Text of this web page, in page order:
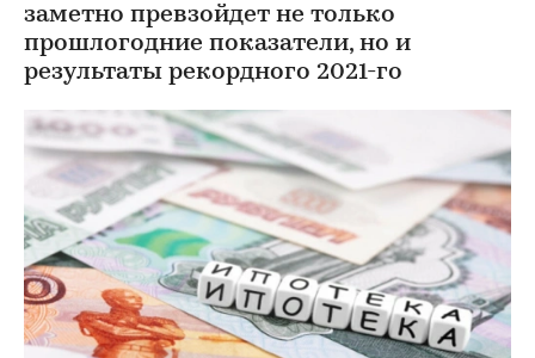
заметно превзойдет не только
прошлогодние показатели, но и
результаты рекордного 2021-го